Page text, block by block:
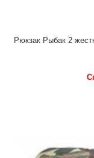
Рюкзак Рыбак